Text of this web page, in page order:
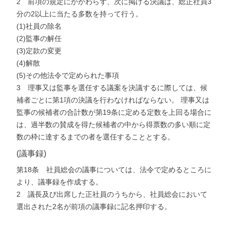
2 前項の規定にかかわらず、次に掲げる決議は、総正社員3
分の2以上に当たる多数を持って行う。
(1)社員の除名
(2)監事の解任
(3)定款の変更
(4)解散
(5)その他法令で定められた事項
3 理事又は監事を選任する議案を決議するに際しては、候
補者ごとに第1項の決議を行わなければならない。 理事又は
監事の候補者の合計数が第19条に定める定数を上回る場合に
は、過半数の賛成を得た候補者の中から得票数の多い順に定
数の枠に達するまでの者を選任することとする。
(議事録)
第18条 社員総会の議事については、法令で定めるところに
より、議事録を作成する。
2 議長及び出席した正社員のうちから、社員総会において
選出された2名が前項の議事録に記名押印する。